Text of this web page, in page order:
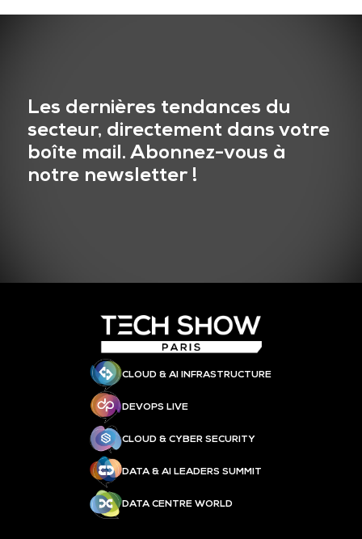
Les dernières tendances du
secteur, directement dans votre
boîte mail. Abonnez-vous à
notre newsletter !
CLOUD & AI INFRASTRUCTURE
DEVOPS LIVE
CLOUD & CYBER SECURITY
DATA & AI LEADERS SUMMIT
DATA CENTRE WORLD